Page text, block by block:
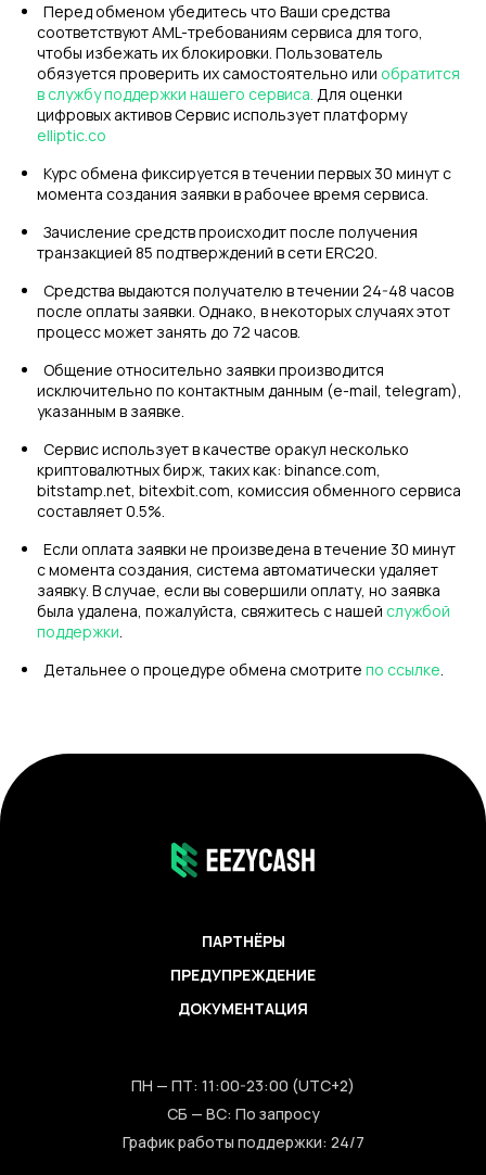
Перед обменом убедитесь что Ваши средства
соответствуют AML-требованиям сервиса для того,
чтобы избежать их блокировки. Пользователь
обязуется проверить их самостоятельно или обратится
в службу поддержки нашего сервиса. Для оценки
цифровых активов Сервис использует платформу
elliptic.co
Курс обмена фиксируется в течении первых 30 минут с
момента создания заявки в рабочее время сервиса.
Зачисление средств происходит после получения
транзакцией 85 подтверждений в сети ERC20.
Средства выдаются получателю в течении 24-48 часов
после оплаты заявки. Однако, в некоторых случаях этот
процесс может занять до 72 часов.
Общение относительно заявки производится
исключительно по контактным данным (e-mail, telegram),
указанным в заявке.
Сервис использует в качестве оракул несколько
криптовалютных бирж, таких как: binance.com,
bitstamp.net, bitexbit.com, комиссия обменного сервиса
составляет 0.5%.
Если оплата заявки не произведена в течение 30 минут
с момента создания, система автоматически удаляет
заявку. В случае, если вы совершили оплату, но заявка
была удалена, пожалуйста, свяжитесь с нашей службой
поддержки.
Детальнее о процедуре обмена смотрите по ссылке.
ПАРТНЁРЫ
ПРЕДУПРЕЖДЕНИЕ
ДОКУМЕНТАЦИЯ
ПН — ПТ: 11:00-23:00 (UTC+2)
СБ — ВС: По запросу
График работы поддержки: 24/7